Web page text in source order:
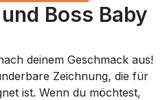
Boss Baby
deinem Geschmack aus!
Zeichnung, die für
ist. Wenn du möchtest,